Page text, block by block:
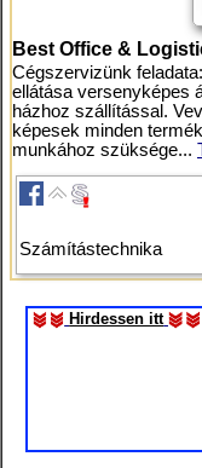
Best Office &
Cégszervizünk
ellátása versenyképes
házhoz szállítással.
képesek minden
munkához szüksége...
Számítástechnika
Hirdessen itt